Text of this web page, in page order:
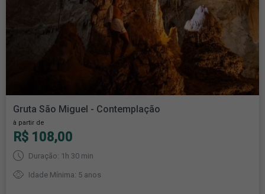
Gruta São Miguel - Contemplação
à partir de
R$ 108,00
Duração: 1h 30 min
Idade Mínima: 5 anos